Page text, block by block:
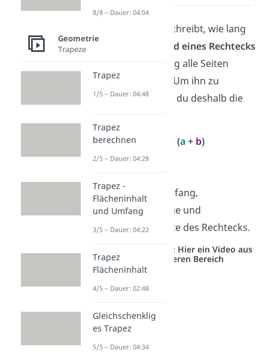
beschreibt, wie lang
Rand eines Rechtecks
ist — also wie lang alle Seiten
zusammen sind. Um ihn zu
berechnen, nutzt du deshalb die
U = 2 · (a+ b)
U für den Umfang,
afür die Länge und
bfür die Breite des Rechtecks.
Studyflix vernetzt: Hier ein Video aus
einem anderen Bereich
8/8 – Dauer: 04:04
Geometrie
Trapeze
Trapez
1/5 – Dauer: 04:48
Trapez
berechnen
2/5 – Dauer: 04:28
Trapez -
Flächeninhalt
und Umfang
3/5 – Dauer: 04:22
Trapez
Flächeninhalt
4/5 – Dauer: 02:48
Gleichschenklig
es Trapez
5/5 – Dauer: 04:34